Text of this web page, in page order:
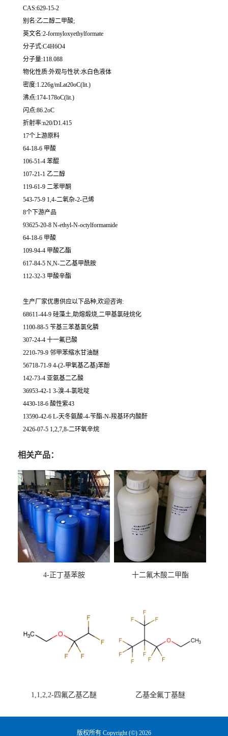
CAS:629-15-2
别名:乙二醇二甲酸;
英文名:2-formyloxyethylformate
分子式:C4H6O4
分子量:118.088
物化性质:外观与性状:水白色液体
密度:1.226g/mLat20oC(lit.)
沸点:174-178oC(lit.)
闪点:86.2oC
折射率:n20/D1.415
17个上游原料
64-18-6 甲酸
106-51-4 苯醌
107-21-1 乙二醇
119-61-9 二苯甲酮
543-75-9 1,4-二氧杂-2-己烯
8个下游产品
93625-20-8 N-ethyl-N-octylformamide
64-18-6 甲酸
109-94-4 甲酸乙酯
617-84-5 N,N-二乙基甲酰胺
112-32-3 甲酸辛酯
生产厂家优惠供应以下品种,欢迎咨询:
68611-44-9 硅藻土,助熔煅烧,二甲基氯硅烷化
1100-88-5 苄基三苯基氯化膦
307-24-4 十一氟已酸
2210-79-9 邻甲苯缩水甘油醚
56718-71-9 4-(2-甲氧基乙基)苯酚
142-73-4 亚氨基二乙酸
36953-42-1 3-溴-4-氯吡啶
4430-18-6 酸性紫43
13590-42-6 L-天冬氨酸-4-苄酯-N-羧基环内酸酐
2426-07-5 1,2,7,8-二环氧辛烷
相关产品：
4-正丁基苯胺 十二氟木酸二甲酯
1,1,2,2-四氟乙基乙醚 乙基全氟丁基醚
版权所有 Copyright (©) 2026